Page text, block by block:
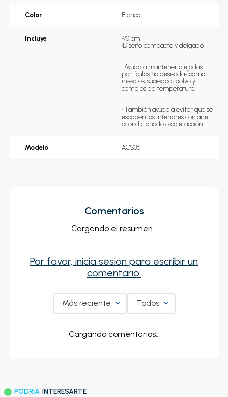
Color Blanco
Incluye
•90 cm
•Diseño compacto y delgado
• Ayuda a mantener alejadas
partículas no deseadas como
insectos, suciedad, polvo y
cambios de temperatura.
• También ayuda a evitar que se
escapen los interiores con aire
acondicionado o calefacción.
Modelo ACS36I
Comentarios
Cargando el resumen…
Por favor, inicia sesión para escribir un
comentario.
Más reciente Todos
Cargando comentarios…
PODRÍA INTERESARTE